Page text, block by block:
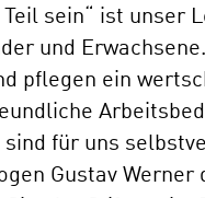
Teil sein“ ist
und
pflegen ein
für uns
Gustav